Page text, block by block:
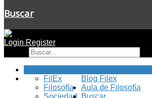
Buscar
Login Register
Blog Filex
FilEx
Filosofía
Sociedad
Aula de Filosofía
Buscar